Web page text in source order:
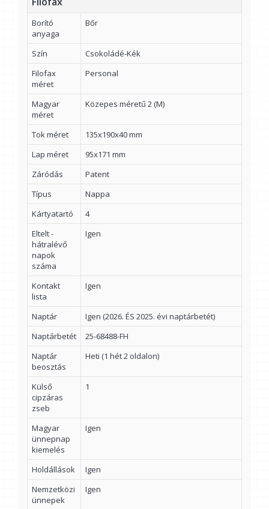
Borító
anyaga
Bőr
Szín
Csokoládé-Kék
Filofax
méret
Personal
Magyar
méret
Közepes méretű 2 (M)
Tok méret
135x190x40 mm
Lap méret
95x171 mm
Záródás
Patent
Típus
Nappa
Kártyatartó
4
Eltelt -
hátralévő
napok
száma
Igen
Kontakt
lista
Igen
Naptár
Igen (2026. ÉS 2025. évi naptárbetét)
Naptárbetét
25-68488-FH
Naptár
beosztás
Heti (1 hét 2 oldalon)
Külső
cipzáras
zseb
1
Magyar
ünnepnap
kiemelés
Igen
Holdállások
Igen
Nemzetközi
ünnepek
Igen